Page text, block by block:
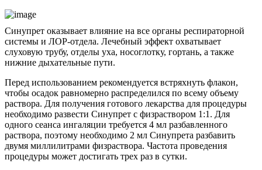
Синупрет оказывает влияние на все органы респираторной
системы и ЛОР-отдела. Лечебный эффект охватывает
слуховую трубу, отделы уха, носоглотку, гортань, а также
нижние дыхательные пути.
Перед использованием рекомендуется встряхнуть флакон,
чтобы осадок равномерно распределился по всему объему
раствора. Для получения готового лекарства для процедуры
необходимо развести Синупрет с физраствором 1:1. Для
одного сеанса ингаляции требуется 4 мл разбавленного
раствора, поэтому необходимо 2 мл Синупрета разбавить
двумя миллилитрами физраствора. Частота проведения
процедуры может достигать трех раз в сутки.